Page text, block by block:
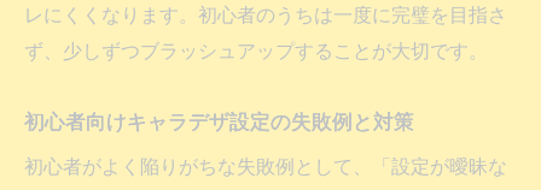
レにくくなります。初心者のうちは一度に完璧を目指さ
ず、少しずつブラッシュアップすることが大切です。
初心者向けキャラデザ設定の失敗例と対策
初心者がよく陥りがちな失敗例として、「設定が曖昧な